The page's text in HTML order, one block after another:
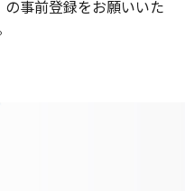
事前登録をお願いいた